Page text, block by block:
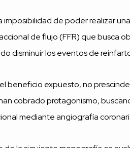
imposibilidad de poder realizar
de flujo (FFR) que busca
disminuir los eventos de
beneficio expuesto, no
cobrado protagonismo,
mediante angiografía